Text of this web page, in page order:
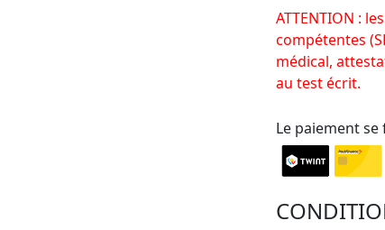
ATTENTION :
compétentes
médical,
au test écrit.
Le paiement